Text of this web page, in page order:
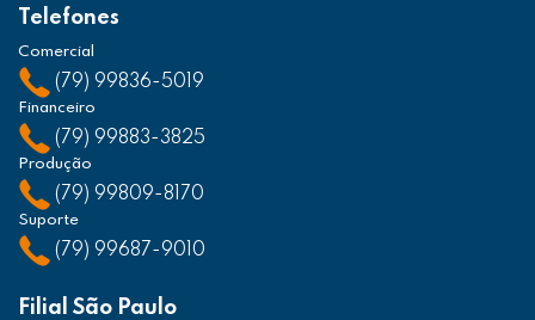
Telefones
Comercial
(79) 99836-5019
Financeiro
(79) 99883-3825
Produção
(79) 99809-8170
Suporte
(79) 99687-9010
Filial São Paulo